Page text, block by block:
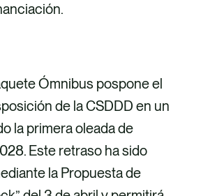
Ómnibus pospone el
de la CSDDD en un
la primera oleada de
Este retraso ha sido
la Propuesta de